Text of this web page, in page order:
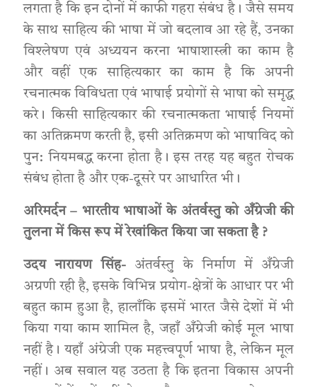
लगता है कि इन दोनों में काफी गहरा संबंध है। जैसे समय
के साथ साहित्य की भाषा में जो बदलाव आ रहे हैं, उनका
विश्लेषण एवं अध्ययन करना भाषाशास्त्री का काम है
और वहीं एक साहित्यकार का काम है कि अपनी
रचनात्मक विविधता एवं भाषाई प्रयोगों से भाषा को समृद्ध
करे। किसी साहित्यकार की रचनात्मकता भाषाई नियमों
का अतिक्रमण करती है, इसी अतिक्रमण को भाषाविद को
पुन: नियमबद्ध करना होता है। इस तरह यह बहुत रोचक
संबंध होता है और एक-दूसरे पर आधारित भी।
अरिमर्दन – भारतीय भाषाओं के अंतर्वस्तु को अँग्रेजी की
तुलना में किस रूप में रेखांकित किया जा सकता है ?
उदय नारायण सिंह- अंतर्वस्तु के निर्माण में अँग्रेजी
अग्रणी रही है, इसके विभिन्न प्रयोग-क्षेत्रों के आधार पर भी
बहुत काम हुआ है, हालाँकि इसमें भारत जैसे देशों में भी
किया गया काम शामिल है, जहाँ अँग्रेजी कोई मूल भाषा
नहीं है। यहाँ अंग्रेजी एक महत्त्वपूर्ण भाषा है, लेकिन मूल
नहीं। अब सवाल यह उठता है कि इतना विकास अपनी